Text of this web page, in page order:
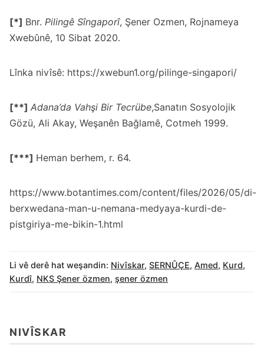
[*] Bnr. Pilingê Sîngaporî, Şener Ozmen, Rojnameya
Xwebûnê, 10 Sibat 2020.
Lînka nivîsê: https://xwebun1.org/pilinge-singapori/
[**] Adana’da Vahşi Bir Tecrübe,Sanatın Sosyolojik
Gözü, Ali Akay, Weşanên Bağlamê, Cotmeh 1999.
[***] Heman berhem, r. 64.
https://www.botantimes.com/content/files/2026/05/di-
berxwedana-man-u-nemana-medyaya-kurdi-de-
pistgiriya-me-bikin-1.html
Li vê derê hat weşandin: Nivîskar, SERNÛÇE, Amed, Kurd,
Kurdî, NKS Şener özmen, şener özmen
NIVÎSKAR